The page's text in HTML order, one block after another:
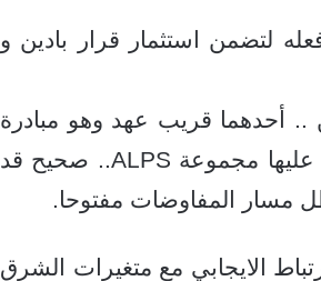
لتضمن استثمار قرار بادين و
.. أحدهما قريب عهد وهو مبادرة
أردوغان، والثاني منبر جدة في نسخته الأخيرة التي أطلق عليها مجموعة ALPS.. صحيح قد
مسار المفاوضات مفتوحا.
الايجابي مع متغيرات الشرق